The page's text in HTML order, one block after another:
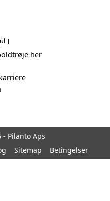
her
- Pilanto Aps
Sitemap Betingelser